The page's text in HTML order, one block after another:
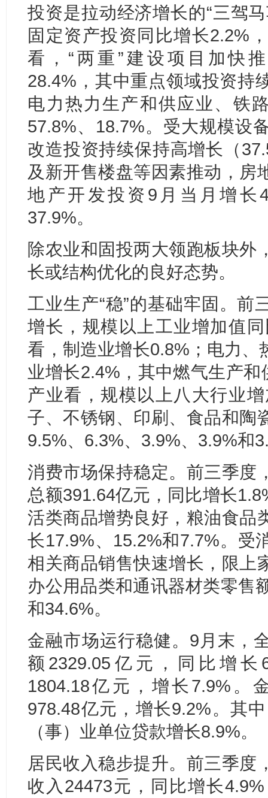
投资是拉动经济增长的“三驾
固定资产投资同比增长2.2%
看，“两重”建设项目加快
28.4%，其中重点领域投资持
电力热力生产和供应业、铁
57.8%、18.7%。受大规模设
改造投资持续保持高增长（
及新开售楼盘等因素推动，房
地产开发投资9月当月增长
37.9%。
除农业和固投两大领跑板块外
长或结构优化的良好态势。
工业生产“稳”的基础牢固。前
增长，规模以上工业增加值
看，制造业增长0.8%；电力、
业增长2.4%，其中燃气生产
产业看，规模以上八大行业
子、不锈钢、印刷、食品和陶
9.5%、6.3%、3.9%、3.9%和
消费市场保持稳定。前三季度
总额391.64亿元，同比增长
活类商品增势良好，粮油食品
长17.9%、15.2%和7.7%。受
相关商品销售快速增长，限上
办公用品类和通讯器材类零售
和34.6%。
金融市场运行稳健。9月末，
额2329.05亿元，同比增
1804.18亿元，增长7.9%。
978.48亿元，增长9.2%。其
（事）业单位贷款增长8.9%。
居民收入稳步提升。前三季度
收入24473元，同比增长